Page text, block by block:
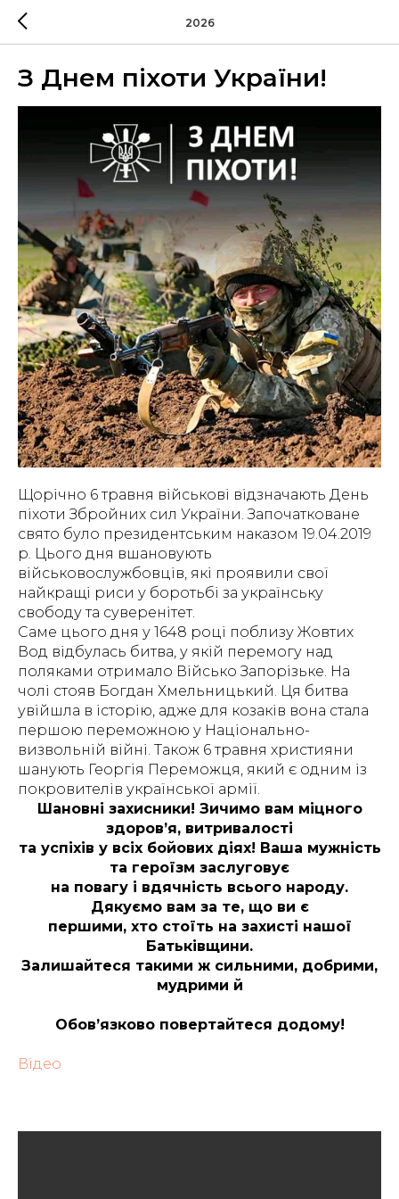
2026
З Днем піхоти України!
Щорічно 6 травня військові відзначають День
піхоти Збройних сил України. Започатковане
свято було президентським наказом 19.04.2019
р. Цього дня вшановують
військовослужбовців, які проявили свої
найкращі риси у боротьбі за українську
свободу та суверенітет.
Саме цього дня у 1648 році поблизу Жовтих
Вод відбулась битва, у якій перемогу над
поляками отримало Військо Запорізьке. На
чолі стояв Богдан Хмельницький. Ця битва
увійшла в історію, адже для козаків вона стала
першою переможною у Національно-
визвольній війні. Також 6 травня християни
шанують Георгія Переможця, який є одним із
покровителів української армії.
Шановні захисники! Зичимо вам міцного
здоров’я, витривалості
та успіхів у всіх бойових діях! Ваша мужність
та героїзм заслуговує
на повагу і вдячність всього народу.
Дякуємо вам за те, що ви є
першими, хто стоїть на захисті нашої
Батьківщини.
Залишайтеся такими ж сильними, добрими,
мудрими й
Обов’язково повертайтеся додому!
Відео